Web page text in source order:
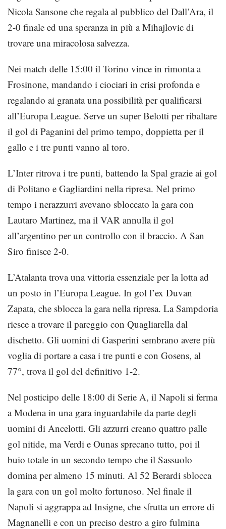
Nicola Sansone che regala al pubblico del Dall’Ara, il
2-0 finale ed una speranza in più a Mihajlovic di
trovare una miracolosa salvezza.
Nei match delle 15:00 il Torino vince in rimonta a
Frosinone, mandando i ciociari in crisi profonda e
regalando ai granata una possibilità per qualificarsi
all’Europa League. Serve un super Belotti per ribaltare
il gol di Paganini del primo tempo, doppietta per il
gallo e i tre punti vanno al toro.
L’Inter ritrova i tre punti, battendo la Spal grazie ai gol
di Politano e Gagliardini nella ripresa. Nel primo
tempo i nerazzurri avevano sbloccato la gara con
Lautaro Martinez, ma il VAR annulla il gol
all’argentino per un controllo con il braccio. A San
Siro finisce 2-0.
L’Atalanta trova una vittoria essenziale per la lotta ad
un posto in l’Europa League. In gol l’ex Duvan
Zapata, che sblocca la gara nella ripresa. La Sampdoria
riesce a trovare il pareggio con Quagliarella dal
dischetto. Gli uomini di Gasperini sembrano avere più
voglia di portare a casa i tre punti e con Gosens, al
77°, trova il gol del definitivo 1-2.
Nel posticipo delle 18:00 di Serie A, il Napoli si ferma
a Modena in una gara inguardabile da parte degli
uomini di Ancelotti. Gli azzurri creano quattro palle
gol nitide, ma Verdi e Ounas sprecano tutto, poi il
buio totale in un secondo tempo che il Sassuolo
domina per almeno 15 minuti. Al 52 Berardi sblocca
la gara con un gol molto fortunoso. Nel finale il
Napoli si aggrappa ad Insigne, che sfrutta un errore di
Magnanelli e con un preciso destro a giro fulmina